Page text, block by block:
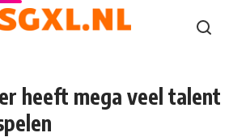
heeft mega veel talent